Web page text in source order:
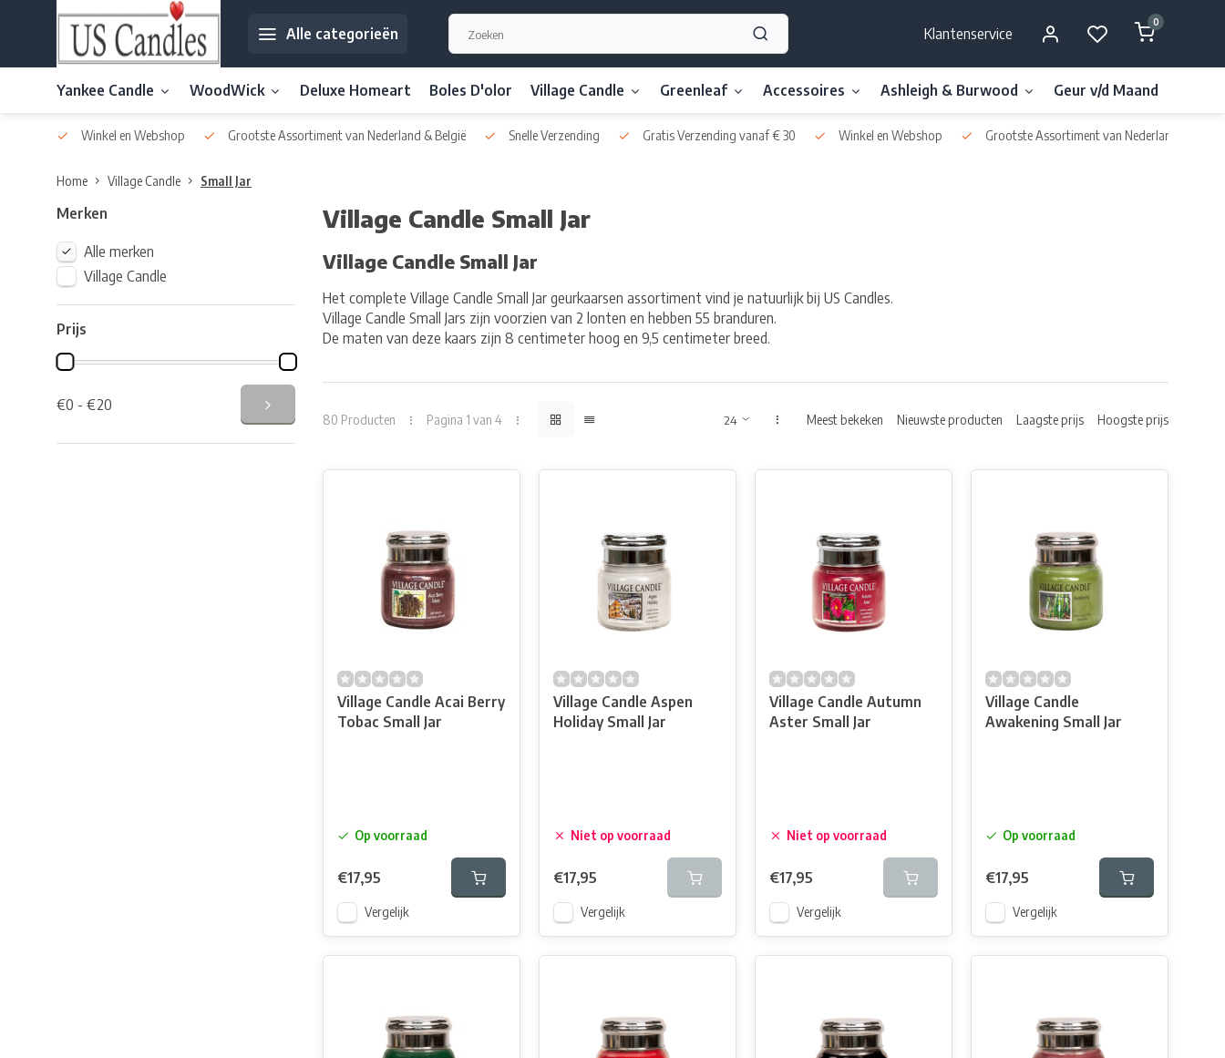
Alle categorieën Klantenservice
0
Yankee Candle WoodWick Deluxe Homeart Boles D'olor Village Candle Greenleaf Accessoires Ashleigh & Burwood Geur v/d Maand
Winkel en Webshop Grootste Assortiment van Nederland & België Snelle Verzending Gratis Verzending vanaf € 30 Winkel en Webshop Grootste Assortiment van Nederland & België
Home Village Candle Small Jar
Merken
Alle merken
Village Candle
Prijs
€0 - €20
Village Candle Small Jar
Village Candle Small Jar
Het complete Village Candle Small Jar geurkaarsen assortiment vind je natuurlijk bij US Candles.
Village Candle Small Jars zijn voorzien van 2 lonten en hebben 55 branduren.
De maten van deze kaars zijn 8 centimeter hoog en 9,5 centimeter breed.
80 Producten Pagina 1 van 4 Meest bekeken Nieuwste producten Laagste prijs Hoogste prijs
Village Candle Acai Berry
Tobac Small Jar
Op voorraad
€17,95
Vergelijk
Village Candle Aspen
Holiday Small Jar
Niet op voorraad
€17,95
Vergelijk
Village Candle Autumn
Aster Small Jar
Niet op voorraad
€17,95
Vergelijk
Village Candle
Awakening Small Jar
Op voorraad
€17,95
Vergelijk